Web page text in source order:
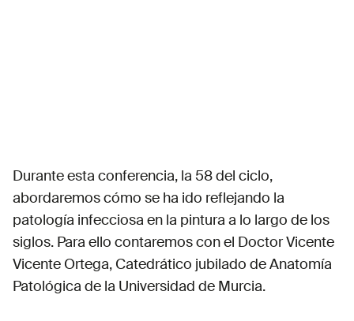
Durante esta conferencia, la 58 del ciclo,
abordaremos cómo se ha ido reflejando la
patología infecciosa en la pintura a lo largo de los
siglos. Para ello contaremos con el Doctor Vicente
Vicente Ortega, Catedrático jubilado de Anatomía
Patológica de la Universidad de Murcia.